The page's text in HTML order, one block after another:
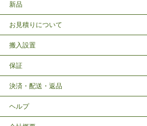
新品
お見積りについて
搬入設置
保証
決済・配送・返品
ヘルプ